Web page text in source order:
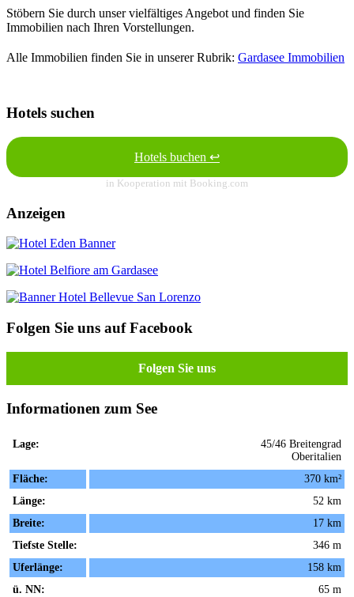
Stöbern Sie durch unser vielfältiges Angebot und finden Sie
Immobilien nach Ihren Vorstellungen.
Alle Immobilien finden Sie in unserer Rubrik: Gardasee Immobilien
Hotels suchen
Hotels buchen ↩
in Kooperation mit Booking.com
Anzeigen
Folgen Sie uns auf Facebook
Folgen Sie uns
Informationen zum See
Lage:
45/46 Breitengrad
Oberitalien
Fläche:
370 km²
Länge:
52 km
Breite:
17 km
Tiefste Stelle:
346 m
Uferlänge:
158 km
ü. NN:
65 m